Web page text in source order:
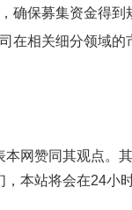
确保募集资金得到
在相关细分领域的
网赞同其观点。
，本站将会在24小